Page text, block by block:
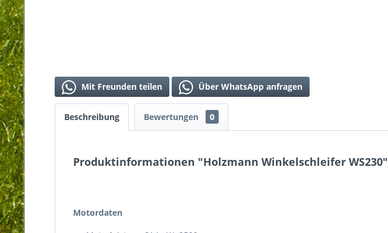
Mit Freunden teilen Über WhatsApp anfragen
Beschreibung Bewertungen 0
Produktinformationen "Holzmann Winkelschleifer WS230"
Motordaten